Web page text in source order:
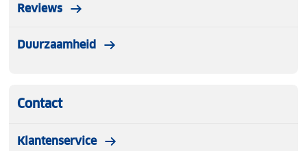
Reviews
Duurzaamheid
Contact
Klantenservice